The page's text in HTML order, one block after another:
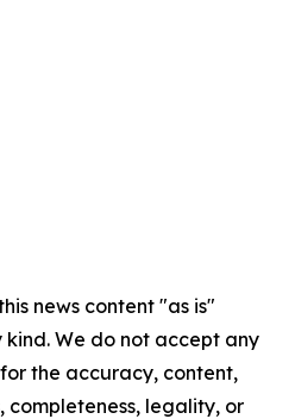
news content "as is"
We do not accept any
the accuracy, content,
completeness, legality, or